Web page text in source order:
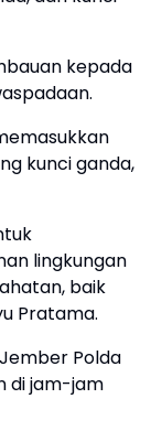
kepada
kunci ganda,
lingkungan
baik
Pratama.
Polda
di jam-jam